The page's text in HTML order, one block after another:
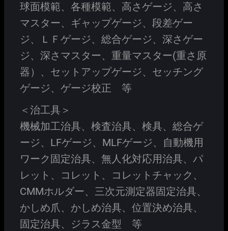
球面模範、各種模範、高さゲージ、高さ
マスター、ギャップゲージ、段差ゲー
ジ、ＬＦゲージ、総合ゲージ、深さゲー
ジ、深さマスター、重量マスター(重さ原
器）、セットアップゲージ、セッチング
ゲージ、ゲージ校正 等
＜治工具＞
機械加工治具、検査治具、検具、総合ゲ
ージ、LFゲージ、MLFゲージ、自動機用
ワーク固定治具、無人化対応用治具、パ
レット、コレット、コレットチャック、
CMMホルダー、三次元測定器固定治具、
かしめ爪、かしめ治具、位置決め治具、
固定治具、ジラス金型 等